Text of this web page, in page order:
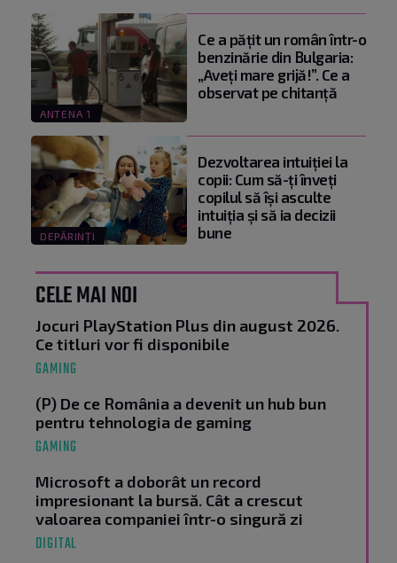
ANTENA 1
Ce a pățit un român într-o
benzinărie din Bulgaria:
„Aveți mare grijă!”. Ce a
observat pe chitanță
DEPĂRINȚI
Dezvoltarea intuiției la
copii: Cum să-ți înveți
copilul să își asculte
intuiția și să ia decizii
bune
CELE MAI NOI
Jocuri PlayStation Plus din august 2026.
Ce titluri vor fi disponibile
GAMING
(P) De ce România a devenit un hub bun
pentru tehnologia de gaming
GAMING
Microsoft a doborât un record
impresionant la bursă. Cât a crescut
valoarea companiei într-o singură zi
DIGITAL